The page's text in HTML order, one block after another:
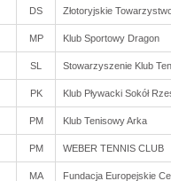
DS Złotoryjskie
MP Klub Sportowy Dragon
SL Stowarzyszenie Klub
PK Klub Pływacki Sokół
PM Klub Tenisowy Arka
PM WEBER TENNIS CLUB
MA Fundacja Europejskie